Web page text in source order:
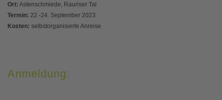
Ort: Astenschmiede, Rauriser Tal
Termin: 22.-24. September 2023
Kosten: selbstorganisierte Anreise
Anmeldung: